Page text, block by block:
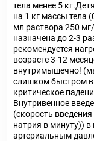
тела менее 5
на 1 кг массы тела
мл раствора 250
назначена до 2-3
рекомендуется
возрасте 3-12
внутримышечно!
слишком быстром
критическое
Внутривенное
(скорость
натрия в минуту))
артериальным